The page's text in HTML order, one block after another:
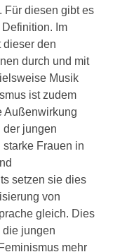
Für diesen gibt es
Im
dieser den
durch und mit
Musik
ist zudem
Außenwirkung
der jungen
Frauen in
setzen sie dies
von
gleich. Dies
die jungen
mehr